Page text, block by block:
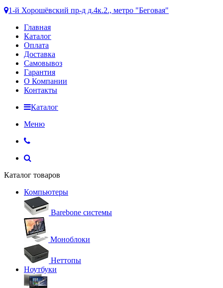
1-й Хорошёвский пр-д д.4к.2., метро "Беговая"
Главная
Каталог
Оплата
Доставка
Самовывоз
Гарантия
О Компании
Контакты
Каталог
Меню
Каталог товаров
Компьютеры
Barebone системы
Моноблоки
Неттопы
Ноутбуки